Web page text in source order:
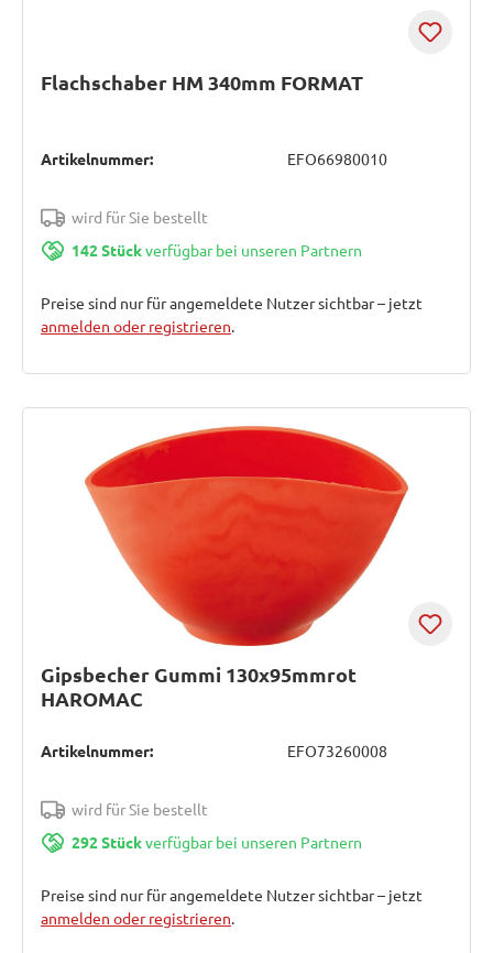
Flachschaber HM 340mm FORMAT
Artikelnummer: EFO66980010
wird für Sie bestellt
142 Stückverfügbar bei unseren Partnern
Preise sind nur für angemeldete Nutzer sichtbar – jetzt
anmelden oder registrieren.
Gipsbecher Gummi 130x95mmrot
HAROMAC
Artikelnummer: EFO73260008
wird für Sie bestellt
292 Stückverfügbar bei unseren Partnern
Preise sind nur für angemeldete Nutzer sichtbar – jetzt
anmelden oder registrieren.